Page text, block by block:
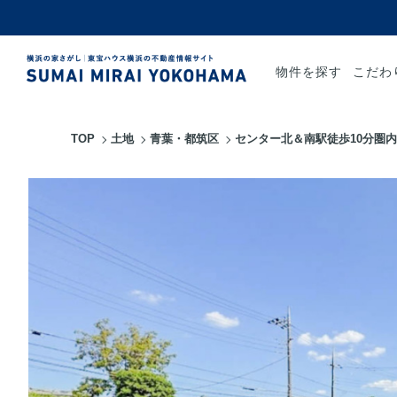
物件を探す こだわ
TOP 土地 青葉・都筑区 センター北＆南駅徒歩10分圏